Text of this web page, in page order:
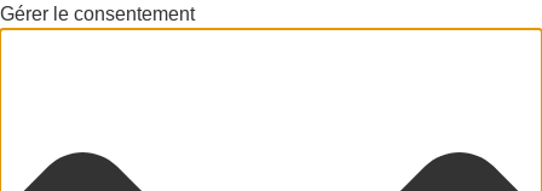
Gérer le consentement